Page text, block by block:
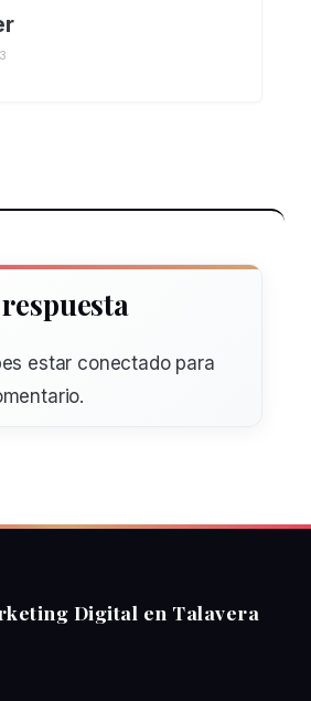
estar conectadopara
Digital en Talavera